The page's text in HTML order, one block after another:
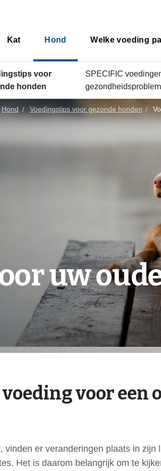
Kat Hond Welke voeding
voor
honden
SPECIFIC
Hond Voedingstips voor gezonde honden
uw
voor een
vinden er veranderingen plaats in zijn
Het is daarom belangrijk om te